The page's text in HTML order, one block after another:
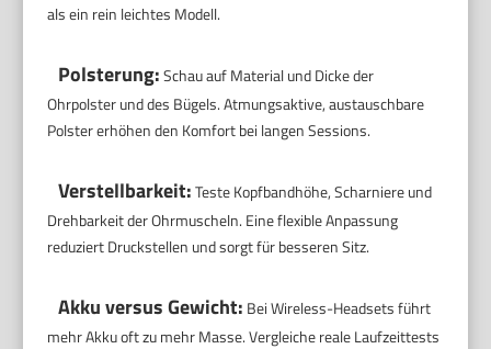
als ein rein leichtes Modell.
Polsterung:Schau auf Material und Dicke der
Ohrpolster und des Bügels. Atmungsaktive, austauschbare
Polster erhöhen den Komfort bei langen Sessions.
Verstellbarkeit:Teste Kopfbandhöhe, Scharniere und
Drehbarkeit der Ohrmuscheln. Eine flexible Anpassung
reduziert Druckstellen und sorgt für besseren Sitz.
Akku versus Gewicht: Bei Wireless-Headsets führt
mehr Akku oft zu mehr Masse. Vergleiche reale Laufzeittests